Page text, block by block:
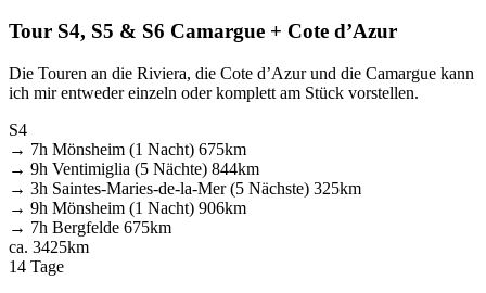
Tour S4, S5 & S6 Camargue + Cote d’Azur
Die Touren an die Riviera, die Cote d’Azur und die Camargue kann
ich mir entweder einzeln oder komplett am Stück vorstellen.
S4
→ 7h Mönsheim (1 Nacht) 675km
→ 9h Ventimiglia (5 Nächte) 844km
→ 3h Saintes-Maries-de-la-Mer (5 Nächste) 325km
→ 9h Mönsheim (1 Nacht) 906km
→ 7h Bergfelde 675km
ca. 3425km
14 Tage